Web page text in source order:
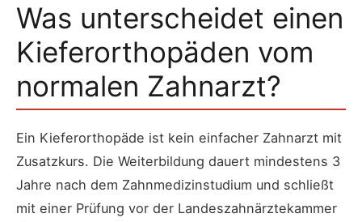
Was unterscheidet einen
Kieferorthopäden vom
normalen Zahnarzt?
Ein Kieferorthopäde ist kein einfacher Zahnarzt mit
Zusatzkurs. Die Weiterbildung dauert mindestens 3
Jahre nach dem Zahnmedizinstudium und schließt
mit einer Prüfung vor der Landeszahnärztekammer